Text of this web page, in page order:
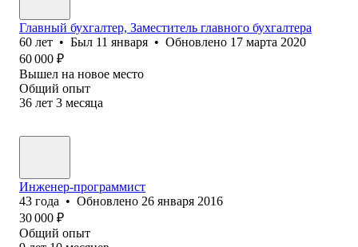
Главный бухгалтер, Заместитель главного бухгалтера
60 лет • Был 11 января • Обновлено 17 марта 2020
60 000 ₽
Вышел на новое место
Общий опыт
36 лет 3 месяца
Инженер-программист
43 года • Обновлено 26 января 2016
30 000 ₽
Общий опыт